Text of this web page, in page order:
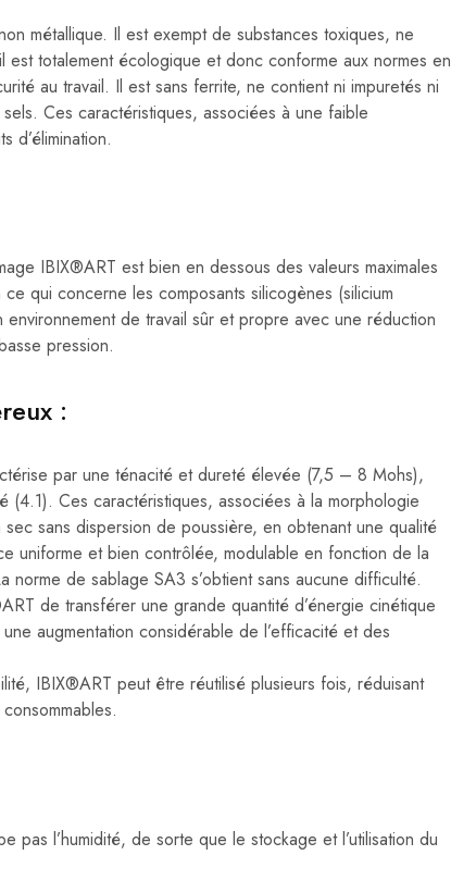
métallique. Il est exempt de substances toxiques, ne
totalement écologique et donc conforme aux normes en
au travail. Il est sans ferrite, ne contient ni impuretés ni
Ces caractéristiques, associées à une faible
d’élimination.
IBIX®ART est bien en dessous des valeurs maximales
qui concerne les composants silicogènes (silicium
de travail sûr et propre avec une réduction
pression.
:
par une ténacité et dureté élevée (7,5 – 8 Mohs),
Ces caractéristiques, associées à la morphologie
sans dispersion de poussière, en obtenant une qualité
uniforme et bien contrôlée, modulable en fonction de la
de sablage SA3 s’obtient sans aucune difficulté.
de transférer une grande quantité d’énergie cinétique
augmentation considérable de l’efficacité et des
IBIX®ART peut être réutilisé plusieurs fois, réduisant
pas l’humidité, de sorte que le stockage et l’utilisation du